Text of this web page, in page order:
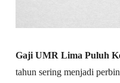
Gaji UMR Lima Puluh
tahun sering menjadi